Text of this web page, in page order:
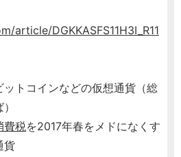
article/DGKKASFS11H3I_R11
ットコインなどの仮想通貨（総
費税を2017年春をメドになくす
貨